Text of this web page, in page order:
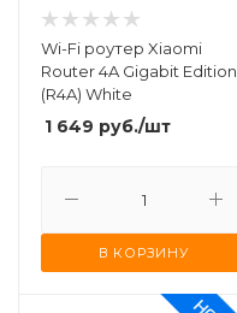
Wi-Fi роутер Xiaomi
Router 4A Gigabit Edition
(R4A) White
1 649 руб./шт
В КОРЗИНУ